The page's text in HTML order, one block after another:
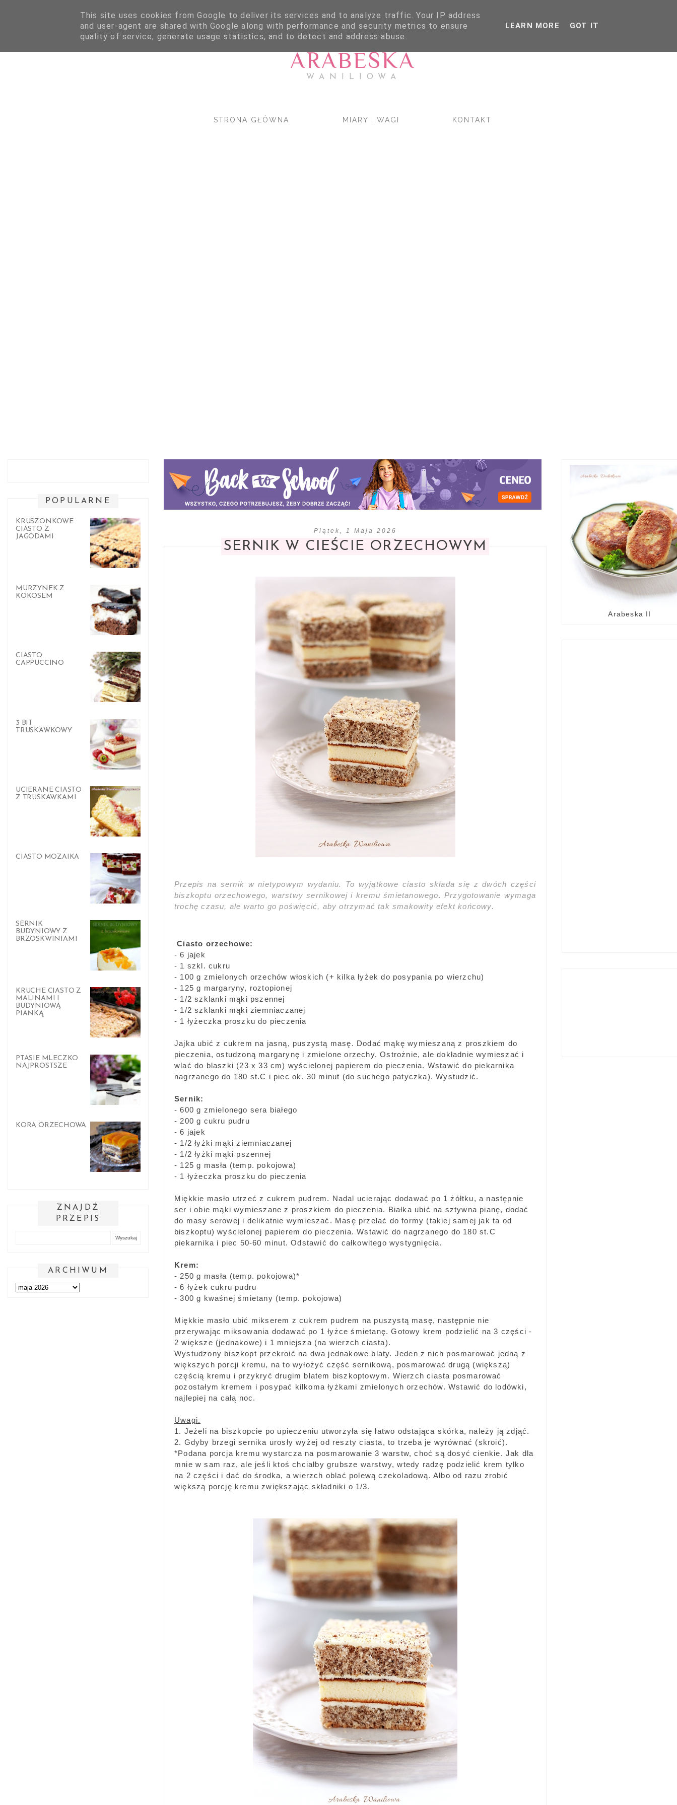
ARABESKA
WANILIOWA
STRONA GŁÓWNA MIARY I WAGI KONTAKT
Piątek, 1 Maja 2026
SERNIK W CIEŚCIE ORZECHOWYM
Przepis na sernik w nietypowym wydaniu. To wyjątkowe ciasto składa się z dwóch części
biszkoptu orzechowego, warstwy sernikowej i kremu śmietanowego. Przygotowanie wymaga
trochę czasu, ale warto go poświęcić, aby otrzymać tak smakowity efekt końcowy.
Ciasto orzechowe:
- 6 jajek
- 1 szkl. cukru
- 100 g zmielonych orzechów włoskich (+ kilka łyżek do posypania po wierzchu)
- 125 g margaryny, roztopionej
- 1/2 szklanki mąki pszennej
- 1/2 szklanki mąki ziemniaczanej
- 1 łyżeczka proszku do pieczenia
Jajka ubić z cukrem na jasną, puszystą masę. Dodać mąkę wymieszaną z proszkiem do
pieczenia, ostudzoną margarynę i zmielone orzechy. Ostrożnie, ale dokładnie wymieszać i
wlać do blaszki (23 x 33 cm) wyścielonej papierem do pieczenia. Wstawić do piekarnika
nagrzanego do 180 st.C i piec ok. 30 minut (do suchego patyczka). Wystudzić.
Sernik:
- 600 g zmielonego sera białego
- 200 g cukru pudru
- 6 jajek
- 1/2 łyżki mąki ziemniaczanej
- 1/2 łyżki mąki pszennej
- 125 g masła (temp. pokojowa)
- 1 łyżeczka proszku do pieczenia
Miękkie masło utrzeć z cukrem pudrem. Nadal ucierając dodawać po 1 żółtku, a następnie
ser i obie mąki wymieszane z proszkiem do pieczenia. Białka ubić na sztywna pianę, dodać
do masy serowej i delikatnie wymieszać. Masę przelać do formy (takiej samej jak ta od
biszkoptu) wyścielonej papierem do pieczenia. Wstawić do nagrzanego do 180 st.C
piekarnika i piec 50-60 minut. Odstawić do całkowitego wystygnięcia.
Krem:
- 250 g masła (temp. pokojowa)*
- 6 łyżek cukru pudru
- 300 g kwaśnej śmietany (temp. pokojowa)
Miękkie masło ubić mikserem z cukrem pudrem na puszystą masę, następnie nie
przerywając miksowania dodawać po 1 łyżce śmietanę. Gotowy krem podzielić na 3 części -
2 większe (jednakowe) i 1 mniejsza (na wierzch ciasta).
Wystudzony biszkopt przekroić na dwa jednakowe blaty. Jeden z nich posmarować jedną z
większych porcji kremu, na to wyłożyć część sernikową, posmarować drugą (większą)
częścią kremu i przykryć drugim blatem biszkoptowym. Wierzch ciasta posmarować
pozostałym kremem i posypać kilkoma łyżkami zmielonych orzechów. Wstawić do lodówki,
najlepiej na całą noc.
Uwagi.
1. Jeżeli na biszkopcie po upieczeniu utworzyła się łatwo odstająca skórka, należy ją zdjąć.
2. Gdyby brzegi sernika urosły wyżej od reszty ciasta, to trzeba je wyrównać (skroić).
*Podana porcja kremu wystarcza na posmarowanie 3 warstw, choć są dosyć cienkie. Jak dla
mnie w sam raz, ale jeśli ktoś chciałby grubsze warstwy, wtedy radzę podzielić krem tylko
na 2 części i dać do środka, a wierzch oblać polewą czekoladową. Albo od razu zrobić
większą porcję kremu zwiększając składniki o 1/3.
POPULARNE
KRUSZONKOWE
CIASTO Z
JAGODAMI
MURZYNEK Z
KOKOSEM
CIASTO
CAPPUCCINO
3 BIT
TRUSKAWKOWY
UCIERANE CIASTO
Z TRUSKAWKAMI
CIASTO MOZAIKA
SERNIK
BUDYNIOWY Z
BRZOSKWINIAMI
KRUCHE CIASTO Z
MALINAMI I
BUDYNIOWĄ
PIANKĄ
PTASIE MLECZKO
NAJPROSTSZE
KORA ORZECHOWA
ZNAJDŹ
PRZEPIS
ARCHIWUM
Arabeska II
This site uses cookies from Google to deliver its services and to analyze traffic. Your IP address
and user-agent are shared with Google along with performance and security metrics to ensure
quality of service, generate usage statistics, and to detect and address abuse.
LEARN MORE GOT IT